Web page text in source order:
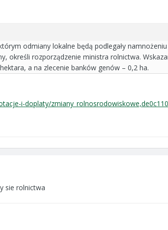
odmiany lokalne będą podlegały
określi rozporządzenie ministra rolnictwa.
a na zlecenie banków genów – 0,2 ha.
i-doplaty/
sie rolnictwa